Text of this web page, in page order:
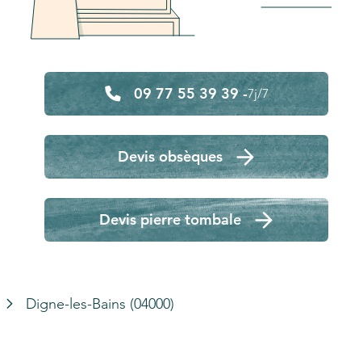
09 77 55 39 39 -7j/7
Devis obsèques
Devis pierre tombale
Digne-les-Bains (04000)